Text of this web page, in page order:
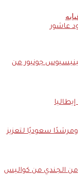
عاشور
جونيور من
محتوى ومرشدًا سعوديًا لتعزيز
الجندي من كواليس